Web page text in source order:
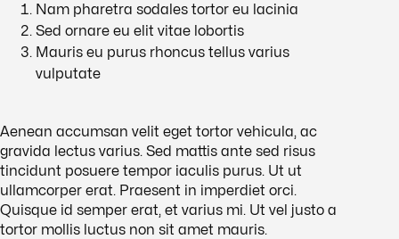
Nam pharetra sodales tortor eu lacinia
Sed ornare eu elit vitae lobortis
Mauris eu purus rhoncus tellus varius
vulputate
Aenean accumsan velit eget tortor vehicula, ac
gravida lectus varius. Sed mattis ante sed risus
tincidunt posuere tempor iaculis purus. Ut ut
ullamcorper erat. Praesent in imperdiet orci.
Quisque id semper erat, et varius mi. Ut vel justo a
tortor mollis luctus non sit amet mauris.